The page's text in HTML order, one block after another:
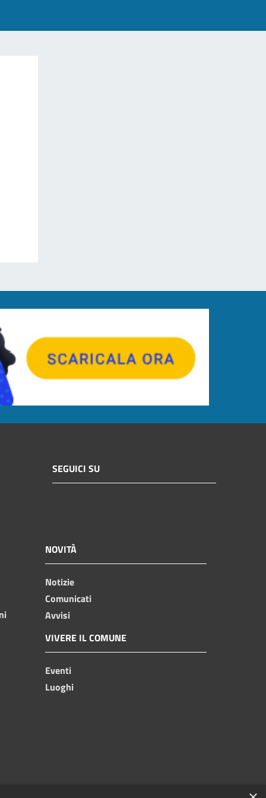
SEGUICI SU
NOVITÀ
Notizie
Comunicati
Avvisi
VIVERE IL COMUNE
Eventi
Luoghi